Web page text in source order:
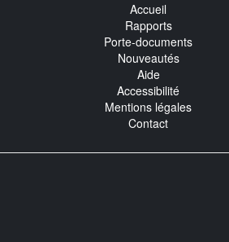
Accueil
Rapports
Porte-documents
Nouveautés
Aide
Accessibilité
Mentions légales
Contact